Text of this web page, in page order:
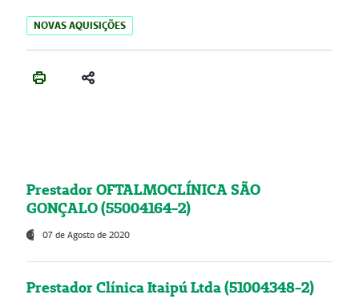
NOVAS AQUISIÇÕES
Prestador OFTALMOCLÍNICA SÃO
GONÇALO (55004164-2)
07 de Agosto de 2020
Prestador Clínica Itaipú Ltda (51004348-2)